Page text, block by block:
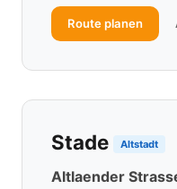
Route planen
Stade Altstadt
Altlaender